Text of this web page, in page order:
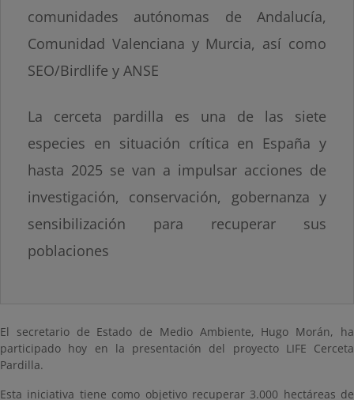
comunidades autónomas de Andalucía,
Comunidad Valenciana y Murcia, así como
SEO/Birdlife y ANSE
La cerceta pardilla es una de las siete
especies en situación crítica en España y
hasta 2025 se van a impulsar acciones de
investigación, conservación, gobernanza y
sensibilización para recuperar sus
poblaciones
El secretario de Estado de Medio Ambiente, Hugo Morán, ha
participado hoy en la presentación del proyecto LIFE Cerceta
Pardilla.
Esta iniciativa tiene como objetivo recuperar 3.000 hectáreas de